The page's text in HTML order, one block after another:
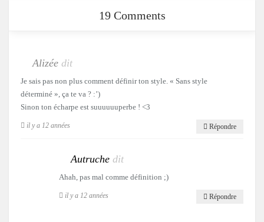
19 Comments
Alizée dit
Je sais pas non plus comment définir ton style. « Sans style
déterminé », ça te va ? :’)
Sinon ton écharpe est suuuuuuperbe ! <3
il y a 12 années Répondre
Autruche dit
Ahah, pas mal comme définition ;)
il y a 12 années Répondre